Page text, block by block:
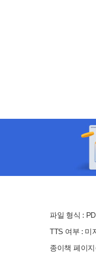
파일 형식 :
TTS 여부 : 미
종이책 페이